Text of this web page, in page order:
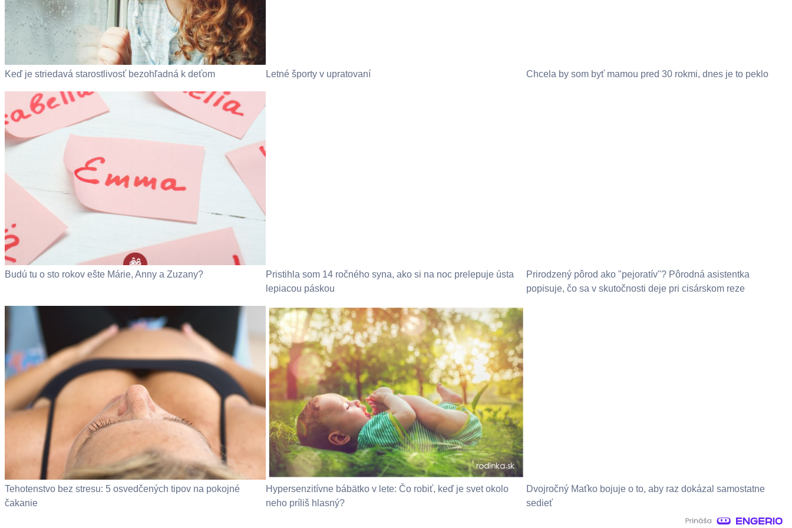
Keď je striedavá starostlivosť bezohľadná k deťom Letné športy v upratovaní Chcela by som byť mamou pred 30 rokmi, dnes je to peklo
Budú tu o sto rokov ešte Márie, Anny a Zuzany?
Pristihla som 14 ročného syna, ako si na noc prelepuje ústa
lepiacou páskou
Prirodzený pôrod ako "pejoratív"? Pôrodná asistentka
popisuje, čo sa v skutočnosti deje pri cisárskom reze
Tehotenstvo bez stresu: 5 osvedčených tipov na pokojné
čakanie
Hypersenzitívne bábätko v lete: Čo robiť, keď je svet okolo
neho príliš hlasný?
Dvojročný Maťko bojuje o to, aby raz dokázal samostatne
sedieť